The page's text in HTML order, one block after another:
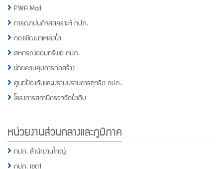
PWA Mail
การฌาปนกิจสงเคราะห์ กปภ.
กองพัฒนาแหล่งน้ำ
สหกรณ์ออมทรัพย์ กปภ.
ฝ่ายควบคุมการก่อสร้าง
ศูนย์ป้องกันและปราบปรามการทุจริต กปภ.
โครงการสถานีตรวจวัดน้ำดิบ
หน่วยงานส่วนกลางและภูมิภาค
กปภ. สำนักงานใหญ่
กปภ. เขต1